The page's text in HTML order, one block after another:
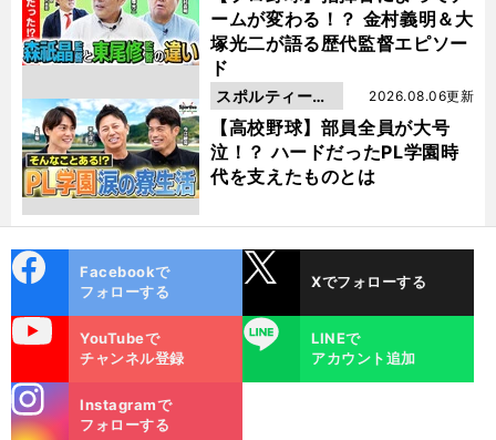
ームが変わる！？ 金村義明＆大
塚光二が語る歴代監督エピソー
ド
【高校野球】部員全員が大号
泣！？ ハードだったPL学園時
代を支えたものとは
2026.08.06更新
スポルティーバ
動画
ok
Facebookで
フォローする
Xでフォローする
YouTubeで
チャンネル登録
LINE
LINEで
アカウント追加
m
Instagramで
フォローする